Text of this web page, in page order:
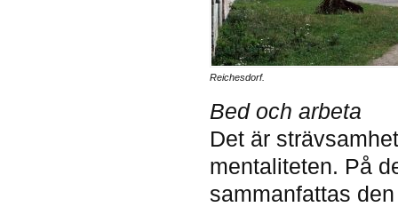
Reichesdorf.
Bed och arbeta
Det är
mentaliteten. På
sammanfattas